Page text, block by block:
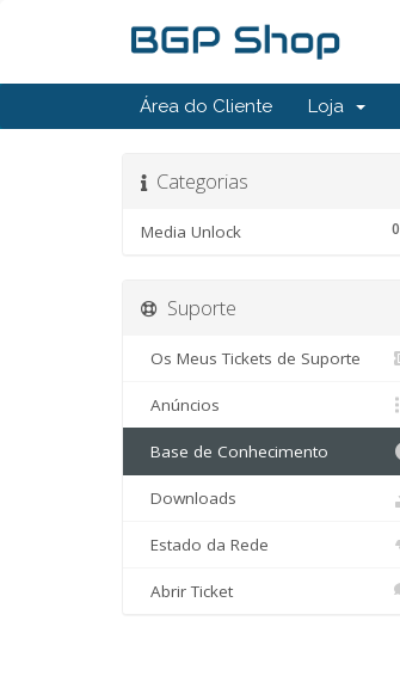
Área do Cliente Loja
Categorias
0
Media Unlock
Suporte
Os Meus Tickets de Suporte
Anúncios
Base de Conhecimento
Downloads
Estado da Rede
Abrir Ticket